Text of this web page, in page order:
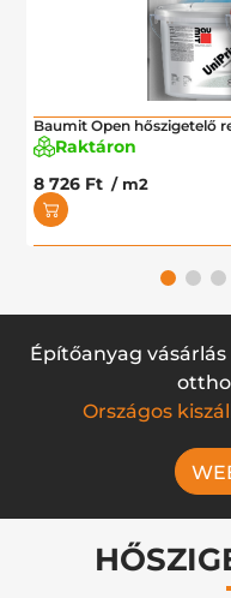
Baumit Open hőszigetelő
Raktáron
8 726 Ft / m2
Építőanyag
Országos